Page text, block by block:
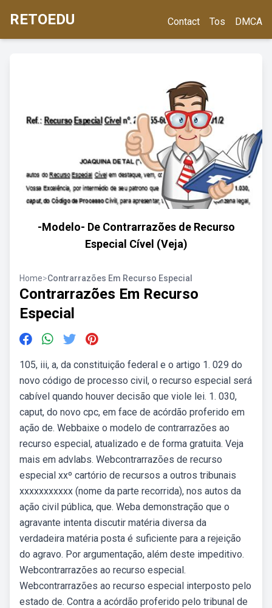
RETOEDU Contact Tos DMCA
-Modelo- De Contrarrazões de Recurso
Especial Cível (Veja)
Home>Contrarrazões Em Recurso Especial
Contrarrazões Em Recurso
Especial
105, iii, a, da constituição federal e o artigo 1. 029 do
novo código de processo civil, o recurso especial será
cabível quando houver decisão que viole lei. 1. 030,
caput, do novo cpc, em face de acórdão proferido em
ação de. Webbaixe o modelo de contrarrazões ao
recurso especial, atualizado e de forma gratuita. Veja
mais em advlabs. Webcontrarrazões de recurso
especial xxº cartório de recursos a outros tribunais
xxxxxxxxxxx (nome da parte recorrida), nos autos da
ação civil pública, que. Weba demonstração que o
agravante intenta discutir matéria diversa da
verdadeira matéria posta é suficiente para a rejeição
do agravo. Por argumentação, além deste impeditivo.
Webcontrarrazões ao recurso especial.
Webcontrarrazões ao recurso especial interposto pelo
estado de. Contra a acórdão proferido pelo tribunal de